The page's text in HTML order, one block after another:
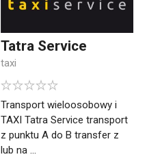
Tatra Service
taxi
Transport wieloosobowy i
TAXI Tatra Service transport
z punktu A do B transfer z
lub na ...